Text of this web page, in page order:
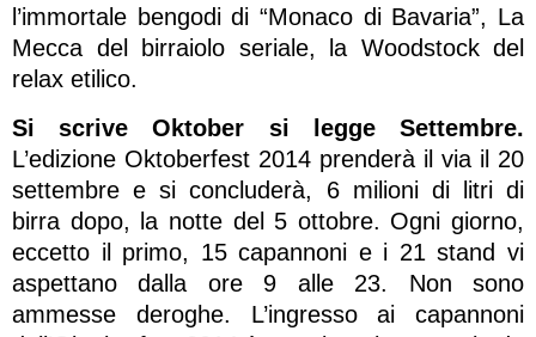
l’immortale bengodi di “Monaco di Bavaria”, La
Mecca del birraiolo seriale, la Woodstock del
relax etilico.
Si scrive Oktober si legge Settembre.
L’edizione Oktoberfest 2014 prenderà il via il 20
settembre e si concluderà, 6 milioni di litri di
birra dopo, la notte del 5 ottobre. Ogni giorno,
eccetto il primo, 15 capannoni e i 21 stand vi
aspettano dalla ore 9 alle 23. Non sono
ammesse deroghe. L’ingresso ai capannoni